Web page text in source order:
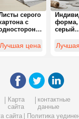
серого
с
упаковочный
вариант,
поверхность,
идеально
подходящие
индивидуальных
требований к
Лучшая цена
форма,
серый
для
решений
Карта
сайта
контактные
данные
сайта
Политика